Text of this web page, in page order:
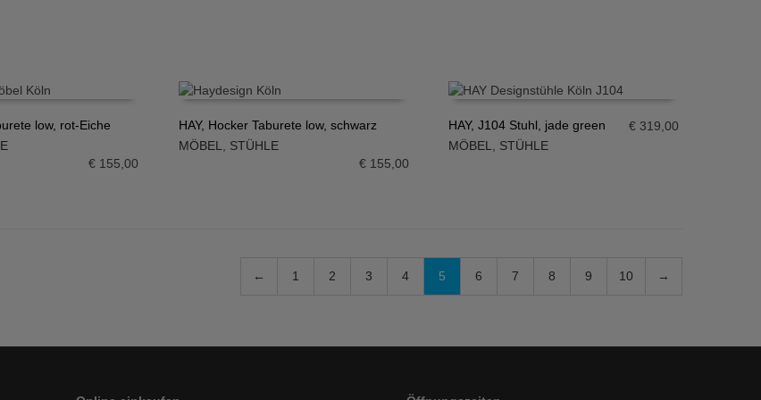
low, rot-Eiche
€ 155,00
IN DEN WARENKORB
HAY, Hocker Taburete low, schwarz
MÖBEL, STÜHLE
€155,00
IN DEN WARENKORB
HAY, J104 Stuhl, jade green
MÖBEL, STÜHLE
€ 319,00
← 1 2 3 4 5 6 7 8 9 10 →